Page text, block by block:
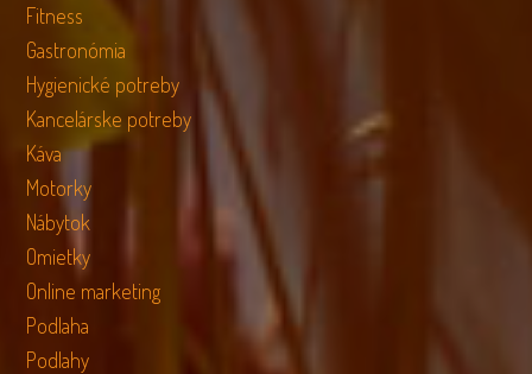
Fitness
Gastronómia
Hygienické potreby
Kancelárske potreby
Káva
Motorky
Nábytok
Omietky
Online marketing
Podlaha
Podlahy